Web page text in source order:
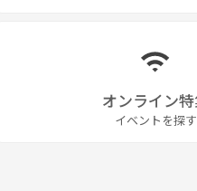
゜ﾟ･*:.｡..｡.:*･･*:.｡. .｡.:*･゜ﾟ･*
前中でも、夕方でも興味のある方
オンライン
イベントを探す